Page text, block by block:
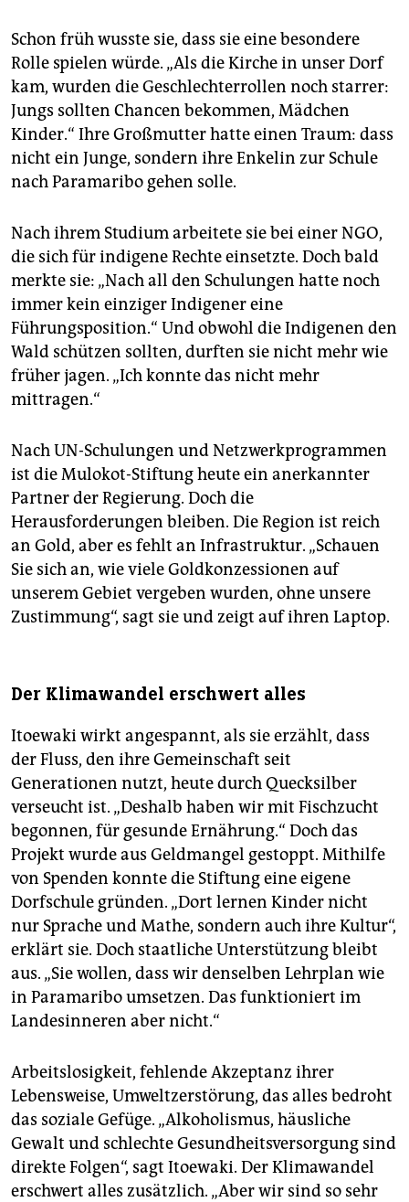
Schon früh wusste sie, dass sie eine besondere
Rolle spielen würde. „Als die Kirche in unser Dorf
kam, wurden die Geschlechterrollen noch starrer:
Jungs sollten Chancen bekommen, Mädchen
Kinder.“ Ihre Großmutter hatte einen Traum: dass
nicht ein Junge, sondern ihre Enkelin zur Schule
nach Paramaribo gehen solle.
Nach ihrem Studium arbeitete sie bei einer NGO,
die sich für indigene Rechte einsetzte. Doch bald
merkte sie: „Nach all den Schulungen hatte noch
immer kein einziger Indigener eine
Führungsposition.“ Und obwohl die Indigenen den
Wald schützen sollten, durften sie nicht mehr wie
früher jagen. „Ich konnte das nicht mehr
mittragen.“
Nach UN-Schulungen und Netzwerkprogrammen
ist die Mulokot-Stiftung heute ein anerkannter
Partner der Regierung. Doch die
Herausforderungen bleiben. Die Region ist reich
an Gold, aber es fehlt an Infrastruktur. „Schauen
Sie sich an, wie viele Goldkonzessionen auf
unserem Gebiet vergeben wurden, ohne unsere
Zustimmung“, sagt sie und zeigt auf ihren Laptop.
Der Klimawandel erschwert alles
Itoewaki wirkt angespannt, als sie erzählt, dass
der Fluss, den ihre Gemeinschaft seit
Generationen nutzt, heute durch Quecksilber
verseucht ist. „Deshalb haben wir mit Fischzucht
begonnen, für gesunde Ernährung.“ Doch das
Projekt wurde aus Geldmangel gestoppt. Mithilfe
von Spenden konnte die Stiftung eine eigene
Dorfschule gründen. „Dort lernen Kinder nicht
nur Sprache und Mathe, sondern auch ihre Kultur“,
erklärt sie. Doch staatliche Unterstützung bleibt
aus. „Sie wollen, dass wir denselben Lehrplan wie
in Paramaribo umsetzen. Das funktioniert im
Landesinneren aber nicht.“
Arbeitslosigkeit, fehlende Akzeptanz ihrer
Lebensweise, Umweltzerstörung, das alles bedroht
das soziale Gefüge. „Alkoholismus, häusliche
Gewalt und schlechte Gesundheitsversorgung sind
direkte Folgen“, sagt Itoewaki. Der Klimawandel
erschwert alles zusätzlich. „Aber wir sind so sehr